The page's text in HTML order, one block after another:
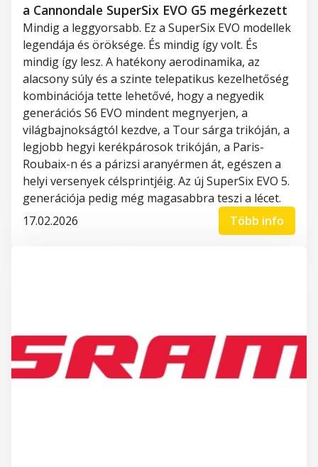
a Cannondale SuperSix EVO G5 megérkezett
Mindig a leggyorsabb. Ez a SuperSix EVO modellek
legendája és öröksége. És mindig így volt. És
mindig így lesz. A hatékony aerodinamika, az
alacsony súly és a szinte telepatikus kezelhetőség
kombinációja tette lehetővé, hogy a negyedik
generációs S6 EVO mindent megnyerjen, a
világbajnokságtól kezdve, a Tour sárga trikóján, a
legjobb hegyi kerékpárosok trikóján, a Paris-
Roubaix-n és a párizsi aranyérmen át, egészen a
helyi versenyek célsprintjéig. Az új SuperSix EVO 5.
generációja pedig még magasabbra teszi a lécet.
17.02.2026
Több info